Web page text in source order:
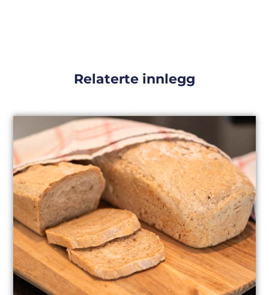
Relaterte innlegg